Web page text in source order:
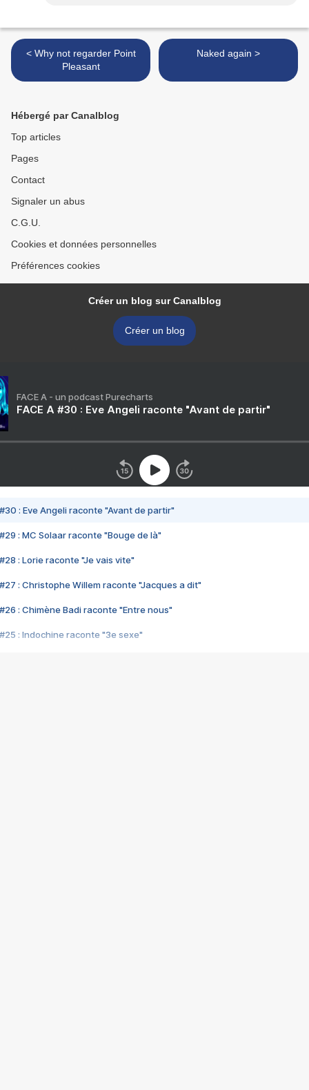
< Why not regarder Point
Pleasant
Naked again >
Hébergé par Canalblog
Top articles
Pages
Contact
Signaler un abus
C.G.U.
Cookies et données personnelles
Préférences cookies
Créer un blog sur Canalblog
Créer un blog
FACE A - un podcast Purecharts
FACE A #30 : Eve Angeli raconte "Avant de partir"
#30 : Eve Angeli raconte "Avant de partir"
#29 : MC Solaar raconte "Bouge de là"
#28 : Lorie raconte "Je vais vite"
#27 : Christophe Willem raconte "Jacques a dit"
#26 : Chimène Badi raconte "Entre nous"
#25 : Indochine raconte "3e sexe"